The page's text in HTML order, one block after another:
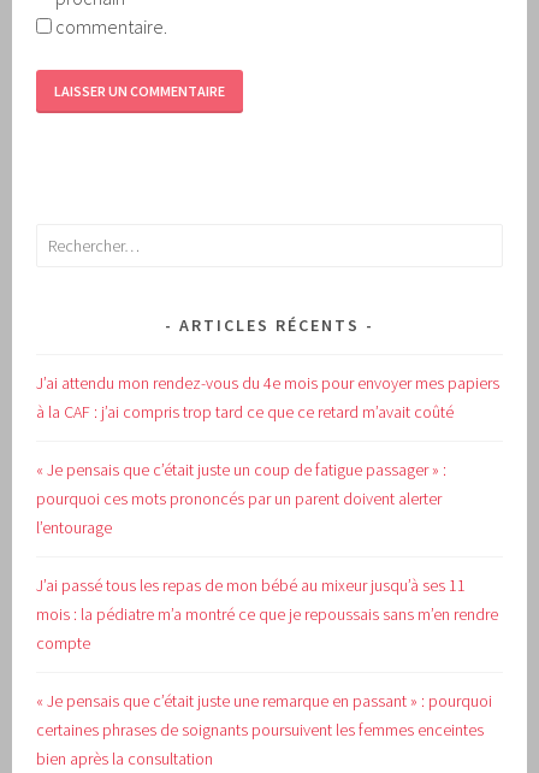
commentaire.
Rechercher :
ARTICLES RÉCENTS
J’ai attendu mon rendez-vous du 4e mois pour envoyer mes papiers
à la CAF : j’ai compris trop tard ce que ce retard m’avait coûté
« Je pensais que c’était juste un coup de fatigue passager » :
pourquoi ces mots prononcés par un parent doivent alerter
l’entourage
J’ai passé tous les repas de mon bébé au mixeur jusqu’à ses 11
mois : la pédiatre m’a montré ce que je repoussais sans m’en rendre
compte
« Je pensais que c’était juste une remarque en passant » : pourquoi
certaines phrases de soignants poursuivent les femmes enceintes
bien après la consultation